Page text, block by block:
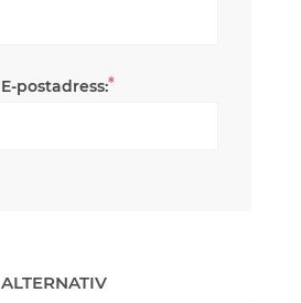
E-postadress:*
ALTERNATIV